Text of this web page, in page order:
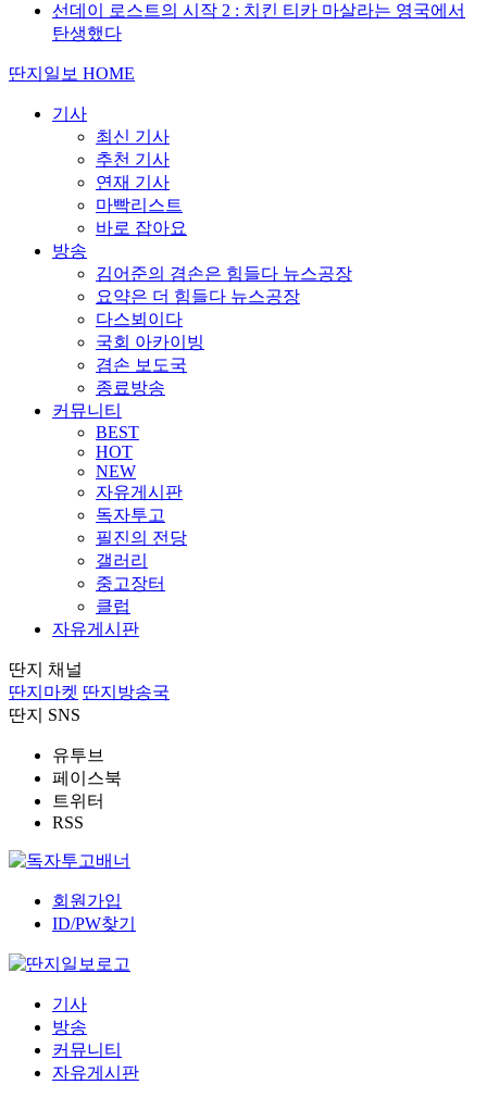
선데이 로스트의 시작 2 : 치킨 티카 마살라는 영국에서
탄생했다
딴지일보 HOME
기사
최신 기사
추천 기사
연재 기사
마빡리스트
바로 잡아요
방송
김어준의 겸손은 힘들다 뉴스공장
요약은 더 힘들다 뉴스공장
다스뵈이다
국회 아카이빙
겸손 보도국
종료방송
커뮤니티
BEST
HOT
NEW
자유게시판
독자투고
필진의 전당
갤러리
중고장터
클럽
자유게시판
딴지 채널
딴지마켓 딴지방송국
딴지 SNS
유투브
페이스북
트위터
RSS
회원가입
ID/PW찾기
기사
방송
커뮤니티
자유게시판